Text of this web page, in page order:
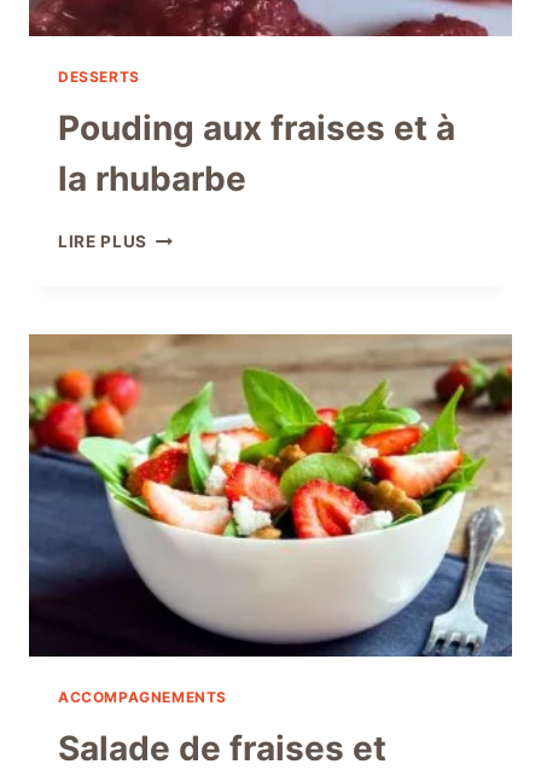
DESSERTS
Pouding aux fraises et à
la rhubarbe
LIRE PLUS POUDING
À
RHUBARBE
ACCOMPAGNEMENTS
Salade de fraises et